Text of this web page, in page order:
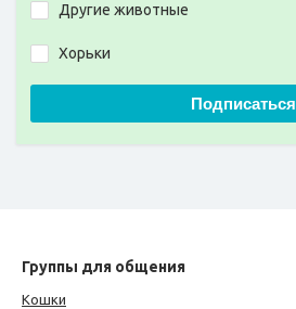
Другие животные
Хорьки
Подписаться
Группы для общения
Кошки